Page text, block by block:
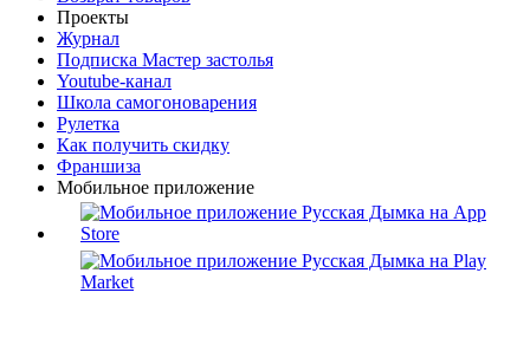
Проекты
Журнал
Подписка Мастер застолья
Youtube-канал
Школа самогоноварения
Рулетка
Как получить скидку
Франшиза
Мобильное приложение